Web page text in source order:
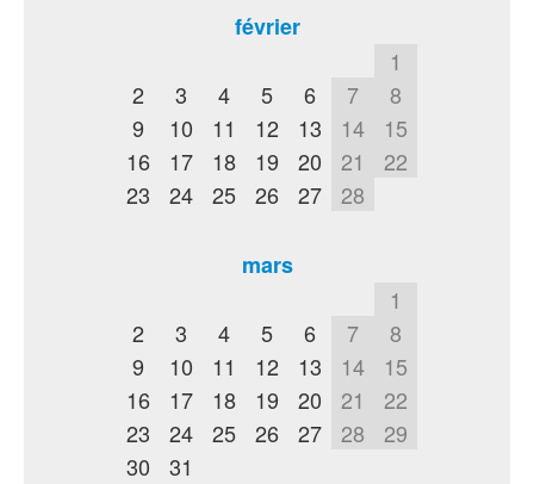
février
1
2
3 4 5 6 7
8
9
10 11 12 13 14
15
16
17 18 19 20 21
22
23
24 25 26 27 28
mars
1
2
3 4 5 6 7
8
9
10 11 12 13 14
15
16
17 18 19 20 21
22
23
24 25 26 27 28
29
30
31